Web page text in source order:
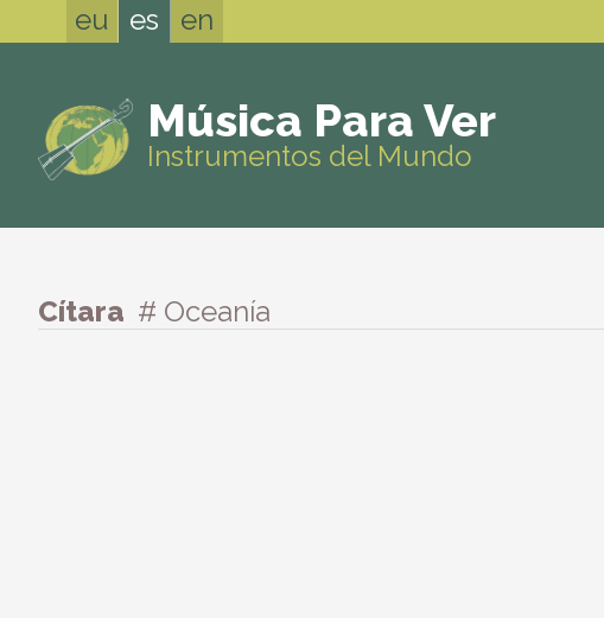
eu es en
Música Para Ver
Instrumentos del Mundo
Cítara # Oceanía